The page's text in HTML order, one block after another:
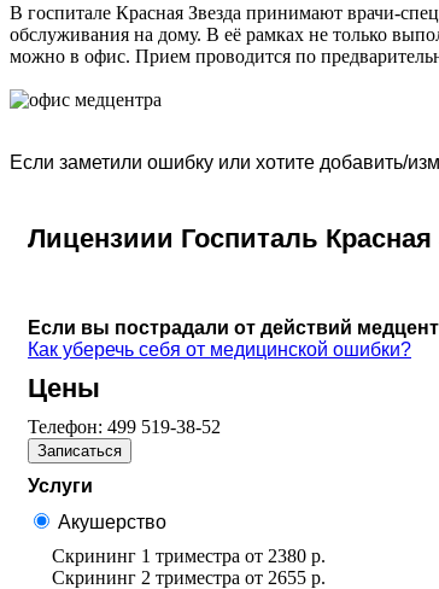
В госпитале Красная Звезда принимают врачи-
обслуживания на дому. В её рамках не только
можно в офис. Прием проводится по
Если заметили ошибку или хотите добавить/
Лицензиии Госпиталь
Если вы пострадали от действий
Как уберечь себя от медицинской ошибки?
Цены
Телефон: 499 519-38-52
Записаться
Услуги
Акушерство
Скрининг 1 триместра от 2380 р.
Скрининг 2 триместра от 2655 р.